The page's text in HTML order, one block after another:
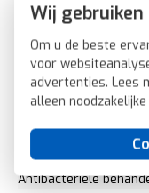
Wij gebruiken
Om u de beste
voor
advertenties. Lees
alleen
RAL-nummer
Slagvastheid: IK05
Met indicatieveld: Ja
Met verwisselbare
Uitvoering
Geschikt voor
Aftastsymbool /
Antibacteriële